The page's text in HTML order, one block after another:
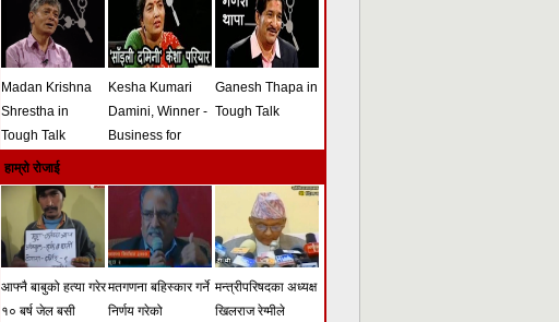
Madan Krishna
Shrestha in
Tough Talk
Kesha Kumari
Damini, Winner -
Business for
Tough Talk
Ganesh Thapa in
Tough Talk
हाम्रो रोजाई
आफ्नै बाबुको हत्या गरेर
१० बर्ष जेल बसी
मतगणना बहिस्कार गर्ने
निर्णय गरेको
मन्त्रीपरिषदका अध्यक्ष
खिलराज रेग्मीले